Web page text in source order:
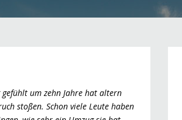
um zehn Jahre hat altern
stoßen. Schon viele Leute haben